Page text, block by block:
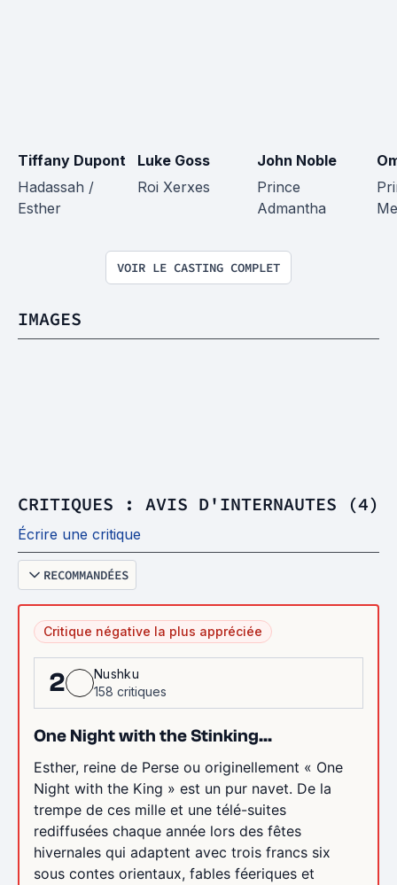
Tiffany Dupont
Hadassah /
Esther
Luke Goss
Roi Xerxes
John Noble
Prince
Admantha
VOIR LE CASTING COMPLET
IMAGES
CRITIQUES : AVIS D'INTERNAUTES (4)
Écrire une critique
RECOMMANDÉES
Critique négative la plus appréciée
2
Nushku
158 critiques
One Night with the Stinking...
Esther, reine de Perse ou originellement « One
Night with the King » est un pur navet. De la
trempe de ces mille et une télé-suites
rediffusées chaque année lors des fêtes
hivernales qui adaptent avec trois francs six
sous contes orientaux, fables féeriques et